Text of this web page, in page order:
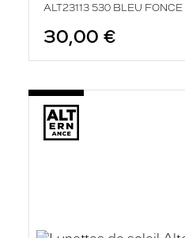
ALT23113 530 BLEU FONCE
30,00 €